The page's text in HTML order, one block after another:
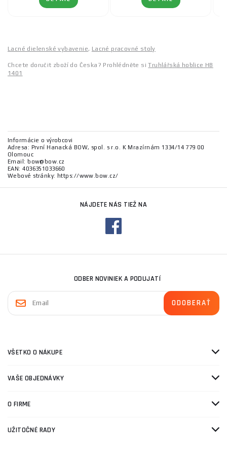
Lacné dielenské vybavenie, Lacné pracovné stoly
Chcete doručit zboží do Česka? Prohlédněte siTruhlářská hoblice HB
1401
Informácie o výrobcovi
Adresa: První Hanacká BOW, spol. s r.o. K Mrazírnám 1334/14 779 00
Olomouc
Email: bow@bow.cz
EAN: 4036351033660
Webové stránky: https://www.bow.cz/
NÁJDETE NÁS TIEŽ NA
ODBER NOVINIEK A PODUJATÍ
VŠETKO O NÁKUPE
VAŠE OBJEDNÁVKY
O FIRME
UŽITOČNÉ RADY